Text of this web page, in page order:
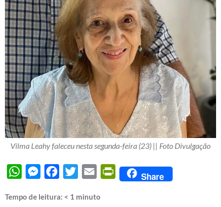
Vilma Leahy faleceu nesta segunda-feira (23) || Foto Divulgação
WhatsAppMessengerFacebook
Twitter Email PrintFriendly
Share
Tempo de leitura: < 1 minuto